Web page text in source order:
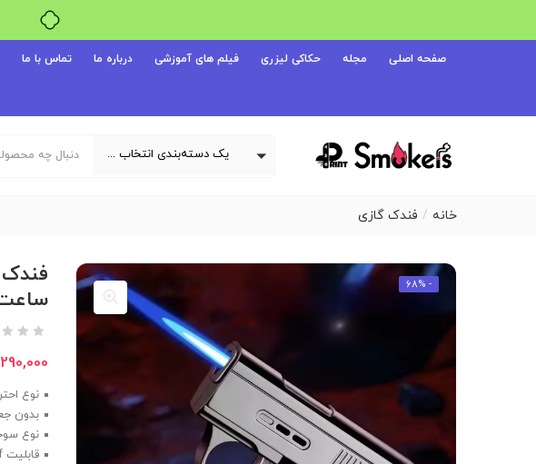
صفحه اصلی مجله حکاکی لیزری فیلم های آموزشی درباره ما تماس با ما
یک دسته‌بندی انتخاب کنید
خانه فندک گازی
- 68%
ساعت
نوع
بدون
نوع
قابلیت Windproof: دارد